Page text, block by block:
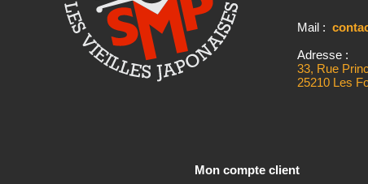
Mail :
Adresse :
33, Rue
25210 Les
Mon compte client